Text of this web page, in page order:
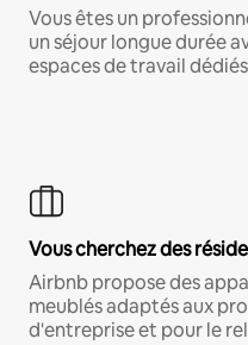
Vous êtes un
un séjour longue durée
espaces de travail
Vous cherchez des
Airbnb propose des
meublés adaptés aux
d'entreprise et pour le